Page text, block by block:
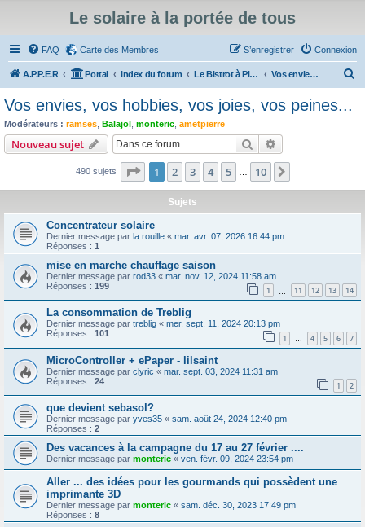
Le solaire à la portée de tous
FAQ Carte des Membres Connexion
S’enregistrer
A.P.P.E.R Portal Index du forum Le Bistrot à Pierrot Vos envies, vos hobbies, vos joies, vos peines...
c
Vos envies, vos hobbies, vos joies, vos peines...
Modérateurs : ramses Balajol monteric ametpierre
Nouveau sujet Rechercher
490 sujets Page 1sur10
1 2 3 4 5 10
Sujets
Concentrateur solaire
Dernier message par la rouille « mar. avr. 07, 2026 16:44 pm
Réponses : 1
mise en marche chauffage saison
Dernier message par rod33 « mar. nov. 12, 2024 11:58 am
Réponses : 199 1 11 12 13 14
La consommation de Treblig
Dernier message par treblig « mer. sept. 11, 2024 20:13 pm
Réponses : 101 1 … 4 5 6 7
MicroController + ePaper - lilsaint
Dernier message par clyric « mar. sept. 03, 2024 11:31 am
Réponses : 24 1 2
que devient sebasol?
Dernier message par yves35 « sam. août 24, 2024 12:40 pm
Réponses : 2
Des vacances à la campagne du 17 au 27 février ....
Dernier message par monteric « ven. févr. 09, 2024 23:54 pm
Aller ... des idées pour les gourmands qui possèdent une
imprimante 3D
Dernier message par monteric « sam. déc. 30, 2023 17:49 pm
Réponses : 8